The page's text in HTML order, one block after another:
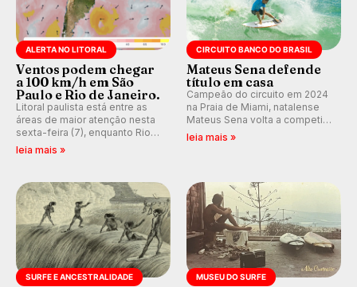
ALERTA NO LITORAL
Ventos podem chegar
a 100 km/h em São
Paulo e Rio de Janeiro.
Litoral paulista está entre as
áreas de maior atenção nesta
sexta-feira (7), enquanto Rio
de Janeiro também recebe
km/h em Itanhaém.
leia mais »
CIRCUITO BANCO DO BRASIL
Mateus Sena defende
título em casa
Campeão do circuito em 2024
na Praia de Miami, natalense
Mateus Sena volta a competir
em casa em busca de manter a
leia mais »
SURFE E ANCESTRALIDADE MUSEU DO SURFE